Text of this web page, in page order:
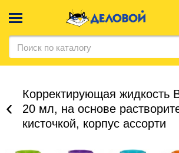
Корректирующая жидкость
20 мл, на основе
кисточкой, корпус ассорти